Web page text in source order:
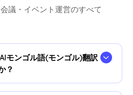
議・イベント運営のすべて
モンゴル語(モンゴル)翻訳
？
いただけます。必要に応じて